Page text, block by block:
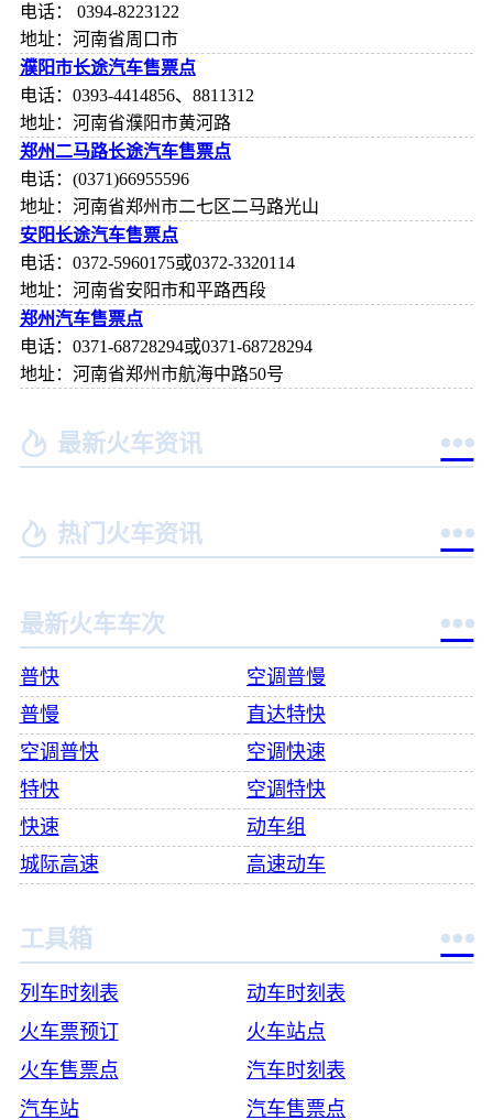
电话： 0394-8223122
地址：河南省周口市
濮阳市长途汽车售票点
电话：0393-4414856、8811312
地址：河南省濮阳市黄河路
郑州二马路长途汽车售票点
电话：(0371)66955596
地址：河南省郑州市二七区二马路光山
安阳长途汽车售票点
电话：0372-5960175或0372-3320114
地址：河南省安阳市和平路西段
郑州汽车售票点
电话：0371-68728294或0371-68728294
地址：河南省郑州市航海中路50号
 最新火车资讯 
 热门火车资讯 
最新火车车次 
普快
空调普慢
普慢
直达特快
空调普快
空调快速
特快
空调特快
快速
动车组
城际高速
高速动车
工具箱 
列车时刻表
动车时刻表
火车票预订
火车站点
火车售票点
汽车时刻表
汽车站
汽车售票点